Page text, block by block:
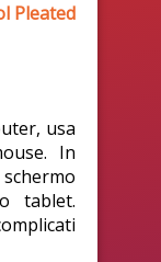
Pleated
usa
In
tablet.